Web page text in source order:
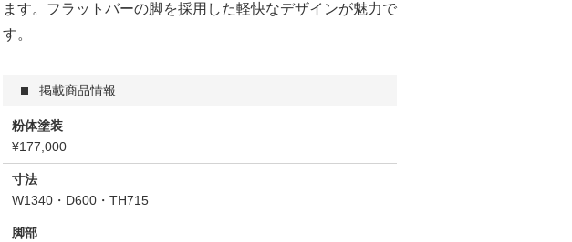
ます。フラットバーの脚を採用した軽快なデザインが魅力で
す。
掲載商品情報
粉体塗装
¥177,000
寸法
W1340・D600・TH715
脚部